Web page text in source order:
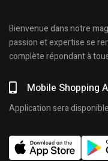
Bienvenue dans notre
passion et expertise se
complète répondant à
Mobile Shopping
Application sera